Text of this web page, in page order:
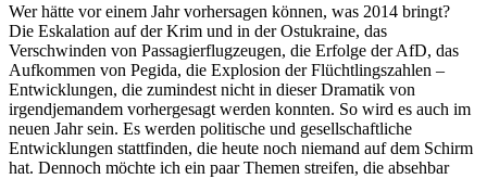
Wer hätte vor einem Jahr vorhersagen können, was 2014 bringt?
Die Eskalation auf der Krim und in der Ostukraine, das
Verschwinden von Passagierflugzeugen, die Erfolge der AfD, das
Aufkommen von Pegida, die Explosion der Flüchtlingszahlen –
Entwicklungen, die zumindest nicht in dieser Dramatik von
irgendjemandem vorhergesagt werden konnten. So wird es auch im
neuen Jahr sein. Es werden politische und gesellschaftliche
Entwicklungen stattfinden, die heute noch niemand auf dem Schirm
hat. Dennoch möchte ich ein paar Themen streifen, die absehbar